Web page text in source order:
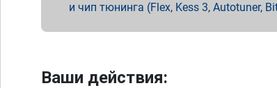
и чип тюнинга (Flex, Kess 3, Autotuner,
Ваши действия: